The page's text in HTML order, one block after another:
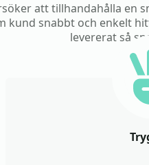
att tillhandahålla en
kund snabbt och enkelt
levererat så